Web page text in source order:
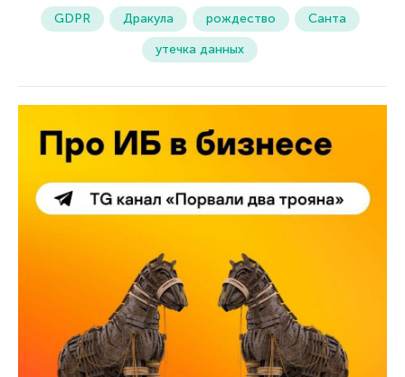
GDPR Дракула рождество
Санта
утечка данных